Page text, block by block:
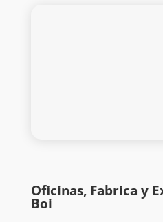
Oficinas, Fabrica y
Boi